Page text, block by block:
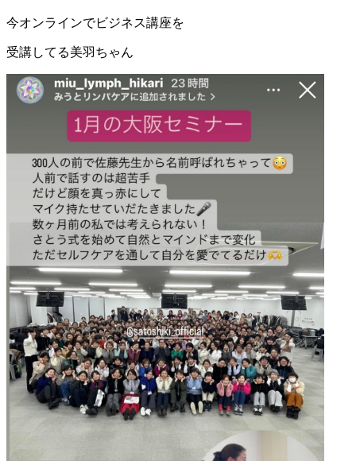
今オンラインでビジネス講座を
受講してる美羽ちゃん